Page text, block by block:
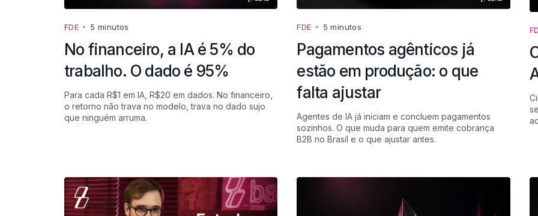
FDE • 5 minutos
No financeiro, a IA é 5% do
trabalho. O dado é 95%
Para cada R$1 em IA, R$20 em dados. No financeiro,
o retorno não trava no modelo, trava no dado sujo
que ninguém arruma.
FDE • 5 minutos
Pagamentos agênticos já
estão em produção: o que
falta ajustar
Agentes de IA já iniciam e concluem pagamentos
sozinhos. O que muda para quem emite cobrança
B2B no Brasil e o que ajustar antes.